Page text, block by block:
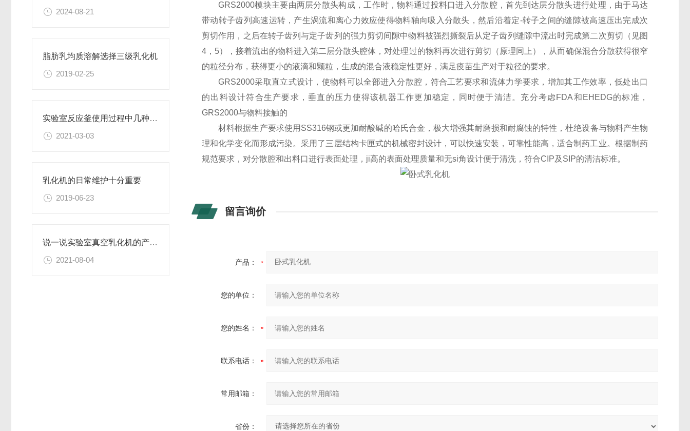
2024-08-21
脂肪乳均质溶解选择三级乳化机
2019-02-25
实验室反应釜使用过程中几种不正常现象的解析
2021-03-03
乳化机的日常维护十分重要
2019-06-23
说一说实验室真空乳化机的产品特点有哪些？
2021-08-04
GRS2000模块主要由两层分散头构成，工作时，物料通过投料口进入分散腔，首先到达层分散头进行处理，由于马达
带动转子齿列高速运转，产生涡流和离心力效应使得物料轴向吸入分散头，然后沿着定-转子之间的缝隙被高速压出完成次
剪切作用，之后在转子齿列与定子齿列的强力剪切间隙中物料被强烈撕裂后从定子齿列缝隙中流出时完成第二次剪切（见图
4，5），接着流出的物料进入第二层分散头腔体，对处理过的物料再次进行剪切（原理同上），从而确保混合分散获得很窄
的粒径分布，获得更小的液滴和颗粒，生成的混合液稳定性更好，满足疫苗生产对于粒径的要求。
GRS2000采取直立式设计，使物料可以全部进入分散腔，符合工艺要求和流体力学要求，增加其工作效率，低处出口
的出料设计符合生产要求，垂直的压力使得该机器工作更加稳定，同时便于清洁。充分考虑FDA和EHEDG的标准，
GRS2000与物料接触的
材料根据生产要求使用SS316钢或更加耐酸碱的哈氏合金，极大增强其耐磨损和耐腐蚀的特性，杜绝设备与物料产生物
理和化学变化而形成污染。采用了三层结构卡匣式的机械密封设计，可以快速安装，可靠性能高，适合制药工业。根据制药
规范要求，对分散腔和出料口进行表面处理，ji高的表面处理质量和无si角设计便于清洗，符合CIP及SIP的清洁标准。
留言询价
产品：
您的单位：
您的姓名：
联系电话：
常用邮箱：
省份：